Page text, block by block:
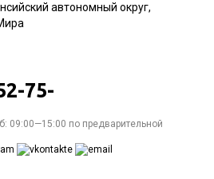
автономный округ,
75-
09:00—15:00 по предварительной